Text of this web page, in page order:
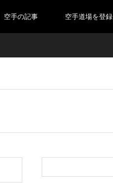
空手の記事 空手道場を登録